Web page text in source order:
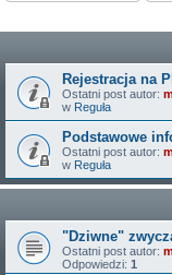
Rejestracja na
Ostatni post autor:
w Reguła
Podstawowe
Ostatni post autor:
w Reguła
"Dziwne"
Ostatni post autor:
Odpowiedzi: 1